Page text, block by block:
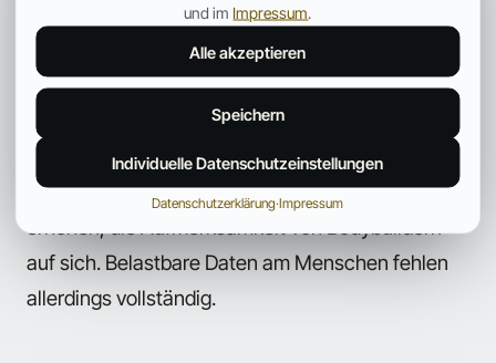
Vielfaches stärker als DHT steigert, welches
selbst ein potenter Myostatinhemmer ist. Gerade
weil Myostatin bei der Regulierung der
Skelettmuskelmasse eine so große Rolle spielt,
zieht jeder Wirkstoff, der dazu in der Lage sein
soll, die Follistatinspiegel in diesem Umfang zu
erhöhen, die Aufmerksamkeit von Bodybuildern
auf sich. Belastbare Daten am Menschen fehlen
allerdings vollständig.
und im Impressum.
Alle akzeptieren
Speichern
Individuelle Datenschutzeinstellungen
Datenschutzerklärung·Impressum